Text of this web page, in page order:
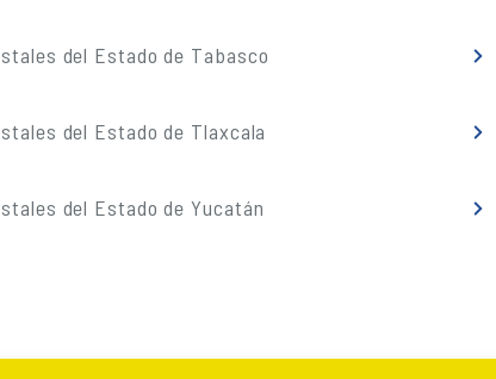
del Estado de Tabasco
del Estado de Tlaxcala
del Estado de Yucatán